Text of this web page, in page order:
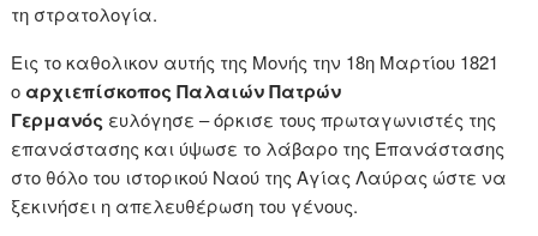
τη στρατολογία.
Εις το καθολικον αυτής της Μονής την 18η Μαρτίου 1821
ο αρχιεπίσκοπος Παλαιών Πατρών
Γερμανός ευλόγησε – όρκισε τους πρωταγωνιστές της
επανάστασης και ύψωσε το λάβαρο της Επανάστασης
στο θόλο του ιστορικού Ναού της Αγίας Λαύρας ώστε να
ξεκινήσει η απελευθέρωση του γένους.